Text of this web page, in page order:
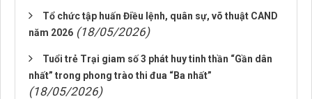
Tổ chức tập huấn Điều lệnh, quân sự, võ thuật CAND
năm 2026 (18/05/2026)
Tuổi trẻ Trại giam số 3 phát huy tinh thần “Gần dân
nhất” trong phong trào thi đua “Ba nhất”
(18/05/2026)